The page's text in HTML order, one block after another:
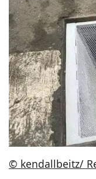
© kendallbeitz/